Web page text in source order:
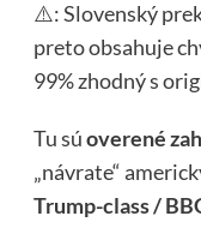
⚠️: Slovenský
preto obsahuje
99% zhodný s
Tu súoverené
„návrate“
Trump-class /